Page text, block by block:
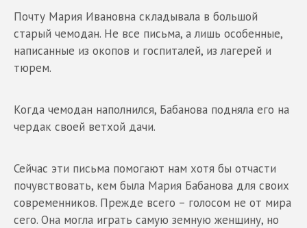
Почту Мария Ивановна складывала в большой
старый чемодан. Не все письма, а лишь особенные,
написанные из окопов и госпиталей, из лагерей и
тюрем.
Когда чемодан наполнился, Бабанова подняла его на
чердак своей ветхой дачи.
Сейчас эти письма помогают нам хотя бы отчасти
почувствовать, кем была Мария Бабанова для своих
современников. Прежде всего – голосом не от мира
сего. Она могла играть самую земную женщину, но